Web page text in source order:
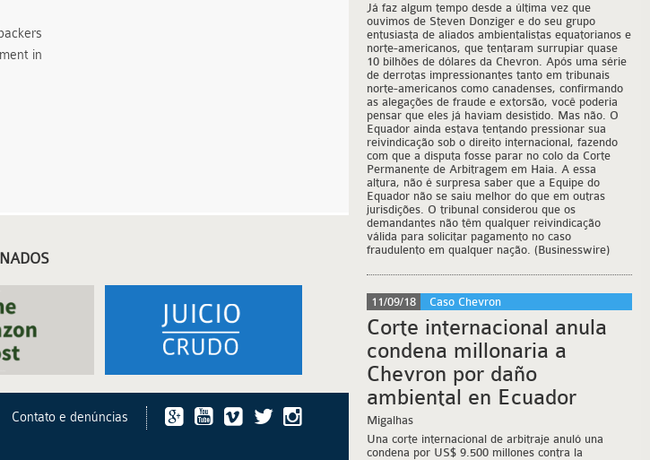
in
Contato e denúncias
Já faz algum tempo desde a última vez que
ouvimos de Steven Donziger e do seu grupo
entusiasta de aliados ambientalistas equatorianos e
norte-americanos, que tentaram surrupiar quase
10 bilhões de dólares da Chevron. Após uma série
de derrotas impressionantes tanto em tribunais
norte-americanos como canadenses, confirmando
as alegações de fraude e extorsão, você poderia
pensar que eles já haviam desistido. Mas não. O
Equador ainda estava tentando pressionar sua
reivindicação sob o direito internacional, fazendo
com que a disputa fosse parar no colo da Corte
Permanente de Arbitragem em Haia. A essa
altura, não é surpresa saber que a Equipe do
Equador não se saiu melhor do que em outras
jurisdições. O tribunal considerou que os
demandantes não têm qualquer reivindicação
válida para solicitar pagamento no caso
fraudulento em qualquer nação. (Businesswire)
11/09/18 Caso Chevron
Corte internacional anula
condena millonaria a
Chevron por daño
ambiental en Ecuador
Migalhas
Una corte internacional de arbitraje anuló una
condena por US$ 9.500 millones contra la